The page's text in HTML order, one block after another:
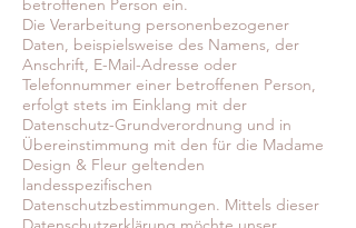
betroffenen Person ein.
Die Verarbeitung personenbezogener
Daten, beispielsweise des Namens, der
Anschrift, E-Mail-Adresse oder
Telefonnummer einer betroffenen Person,
erfolgt stets im Einklang mit der
Datenschutz-Grundverordnung und in
Übereinstimmung mit den für die Madame
Design & Fleur geltenden
landesspezifischen
Datenschutzbestimmungen. Mittels dieser